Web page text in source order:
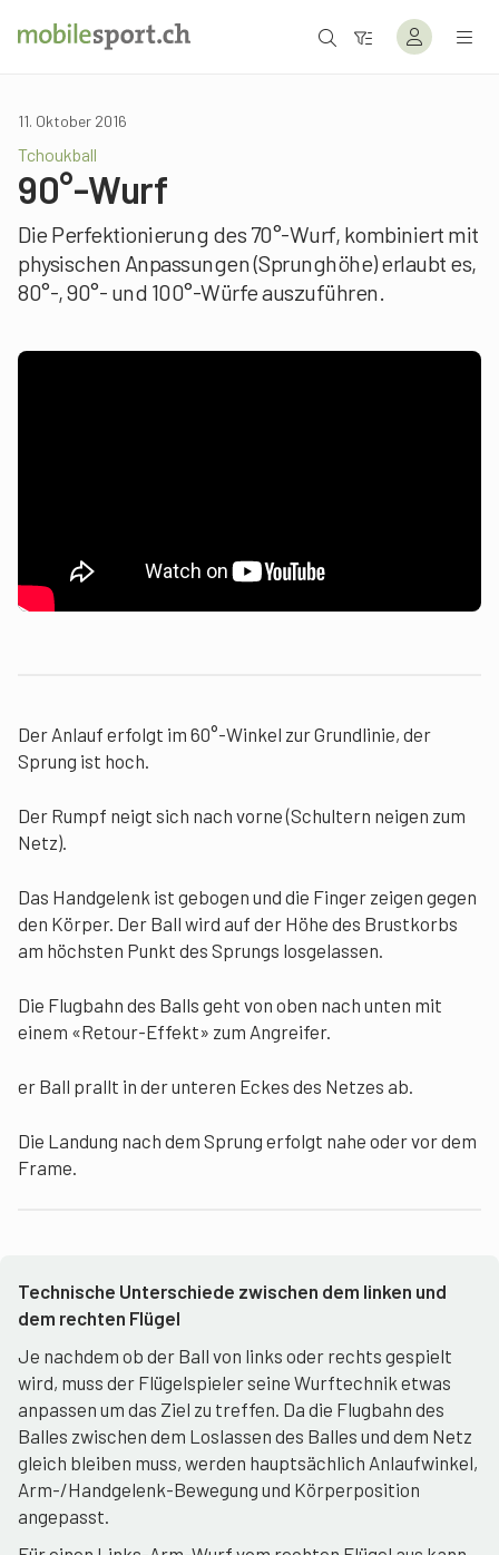
11. Oktober 2016
Tchoukball
90°-Wurf
Die Perfektionierung des 70°-Wurf, kombiniert mit
physischen Anpassungen (Sprunghöhe) erlaubt es,
80°-, 90°- und 100°-Würfe auszuführen.
Der Anlauf erfolgt im 60°-Winkel zur Grundlinie, der
Sprung ist hoch.
Der Rumpf neigt sich nach vorne (Schultern neigen zum
Netz).
Das Handgelenk ist gebogen und die Finger zeigen gegen
den Körper. Der Ball wird auf der Höhe des Brustkorbs
am höchsten Punkt des Sprungs losgelassen.
Die Flugbahn des Balls geht von oben nach unten mit
einem «Retour-Effekt» zum Angreifer.
er Ball prallt in der unteren Eckes des Netzes ab.
Die Landung nach dem Sprung erfolgt nahe oder vor dem
Frame.
Technische Unterschiede zwischen dem linken und
dem rechten Flügel
Je nachdem ob der Ball von links oder rechts gespielt
wird, muss der Flügelspieler seine Wurftechnik etwas
anpassen um das Ziel zu treffen. Da die Flugbahn des
Balles zwischen dem Loslassen des Balles und dem Netz
gleich bleiben muss, werden hauptsächlich Anlaufwinkel,
Arm-/Handgelenk-Bewegung und Körperposition
angepasst.